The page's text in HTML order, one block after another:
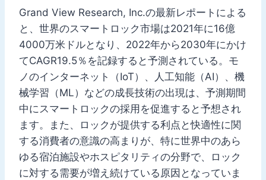
Grand View Research, Inc.の最新レポートによる
と、世界のスマートロック市場は2021年に16億
4000万米ドルとなり、2022年から2030年にかけ
てCAGR19.5％を記録すると予測されている。モ
ノのインターネット（IoT）、人工知能（AI）、機
械学習（ML）などの成長技術の出現は、予測期間
中にスマートロックの採用を促進すると予想され
ます。また、ロックが提供する利点と快適性に関
する消費者の意識の高まりが、特に世界中のあら
ゆる宿泊施設やホスピタリティの分野で、ロック
に対する需要が増え続けている原因となっていま